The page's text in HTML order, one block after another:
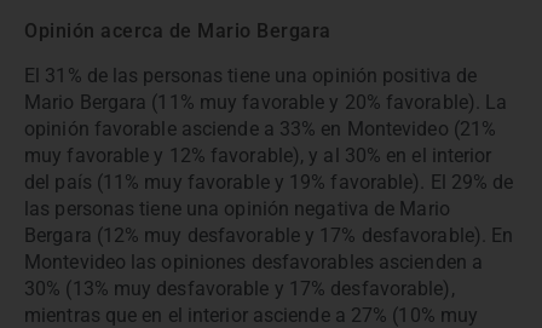
Opinión acerca de Mario Bergara
El 31% de las personas tiene una opinión positiva de
Mario Bergara (11% muy favorable y 20% favorable). La
opinión favorable asciende a 33% en Montevideo (21%
muy favorable y 12% favorable), y al 30% en el interior
del país (11% muy favorable y 19% favorable). El 29% de
las personas tiene una opinión negativa de Mario
Bergara (12% muy desfavorable y 17% desfavorable). En
Montevideo las opiniones desfavorables ascienden a
30% (13% muy desfavorable y 17% desfavorable),
mientras que en el interior asciende a 27% (10% muy